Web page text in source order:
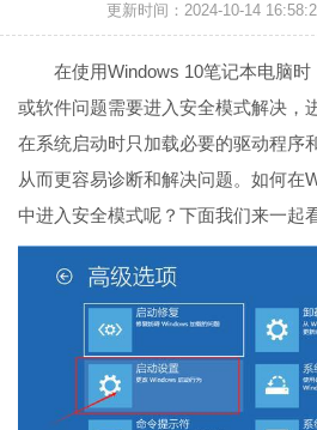
更新时间：2024-10-14
在使用Windows 10笔记本电脑时
或软件问题需要进入安全模式解决，
在系统启动时只加载必要的驱动程序
从而更容易诊断和解决问题。如何在
中进入安全模式呢？下面我们来一起